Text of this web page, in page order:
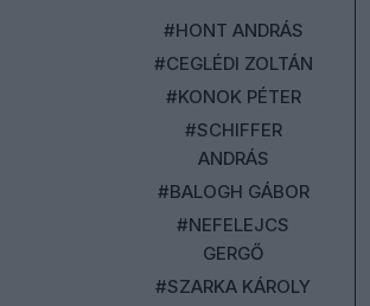
#HONT ANDRÁS
#CEGLÉDI ZOLTÁN
#KONOK PÉTER
#SCHIFFER
ANDRÁS
#BALOGH GÁBOR
#NEFELEJCS
GERGŐ
#SZARKA KÁROLY